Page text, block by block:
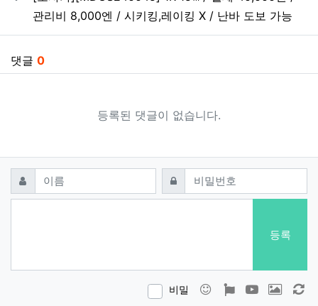
관리비 8,000엔 / 시키킹,레이킹 X / 난바 도보 가능
댓글 0
등록된 댓글이 없습니다.
댓글쓰기
이름 필수 비밀번호필수
등록
비밀 이모티콘폰트어썸
동영상 이미지